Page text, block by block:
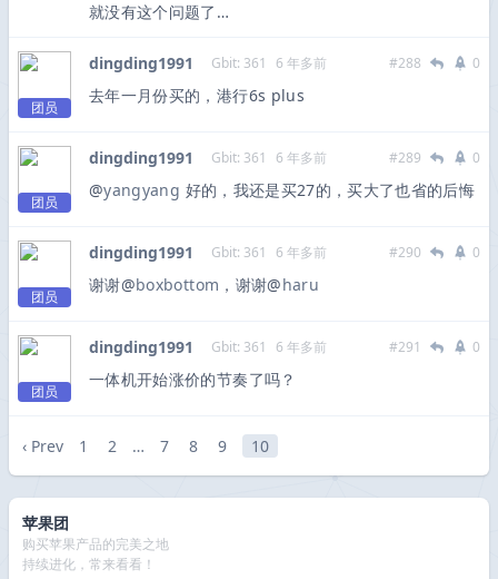
就没有这个问题了…
团员
dingding1991 Gbit: 361 6 年多前 #288 0
去年一月份买的，港行6s plus
团员
dingding1991 Gbit: 361 6 年多前 #289 0
@yangyang 好的，我还是买27的，买大了也省的后悔
团员
dingding1991 Gbit: 361 6 年多前 #290 0
谢谢@boxbottom ，谢谢@haru
团员
dingding1991 Gbit: 361 6 年多前 #291 0
一体机开始涨价的节奏了吗？
‹ Prev 1 2 … 7 8 9 10
苹果团
购买苹果产品的完美之地
持续进化，常来看看！